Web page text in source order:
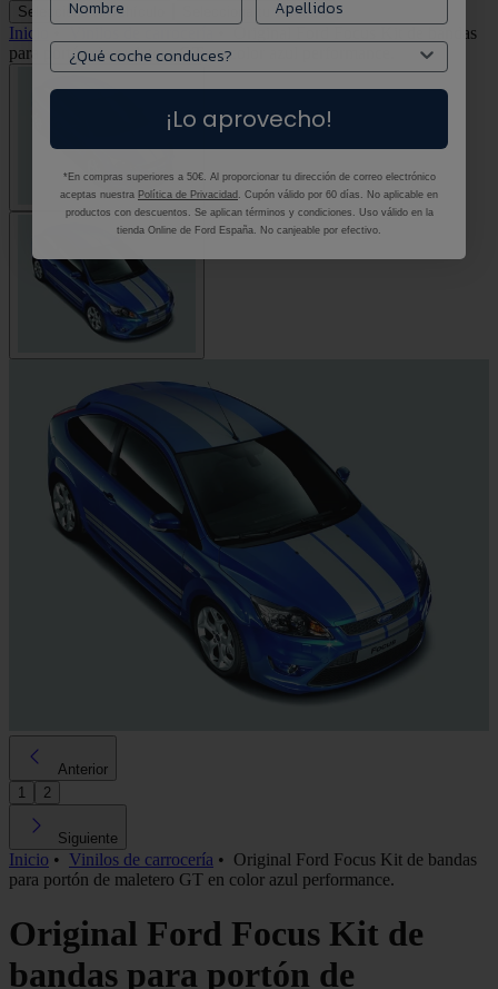
Selecciona tu vehículo Selecciona tu vehículo
Inicio
Original Ford Focus Kit de bandas
para portón de maletero GT en color azul performance.
Anterior
1
2
Siguiente
Inicio • Vinilos de carrocería • Original Ford Focus Kit de bandas
para portón de maletero GT en color azul performance.
Original Ford Focus Kit de
bandas para portón de
¡Lo aprovecho!
*En compras superiores a 50€. Al proporcionar tu dirección de correo electrónico
aceptas nuestra Política de Privacidad . Cupón válido por 60 días. No aplicable en
productos con descuentos. Se aplican términos y condiciones. Uso válido en la
tienda Online de Ford España. No canjeable por efectivo.